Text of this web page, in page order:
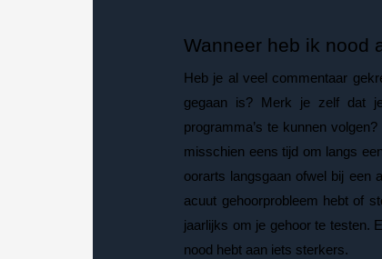
Wanneer heb ik nood
Heb je al veel commentaar
gegaan is? Merk je zelf dat
programma’s te kunnen
misschien eens tijd om langs
oorarts langsgaan ofwel bij een
acuut gehoorprobleem hebt of
jaarlijks om je gehoor te testen.
nood hebt aan iets sterkers.